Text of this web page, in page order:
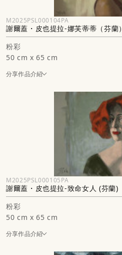
M2025PSL000104PA
謝爾蓋・皮也提拉-娜芙蒂蒂（芬蘭）
粉彩
50 cm x 65 cm
分享作品介紹
M2025PSL000105PA
謝爾蓋・皮也提拉-致命女人 (芬蘭)
粉彩
50 cm x 65 cm
分享作品介紹